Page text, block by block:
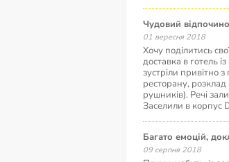
Чудовий
01 вересня 2018
Хочу поділитись
доставка в готель
зустріли привітно
ресторану,
рушників). Речі
Заселили в корпус
Багато емоцій,
09 серпня 2018